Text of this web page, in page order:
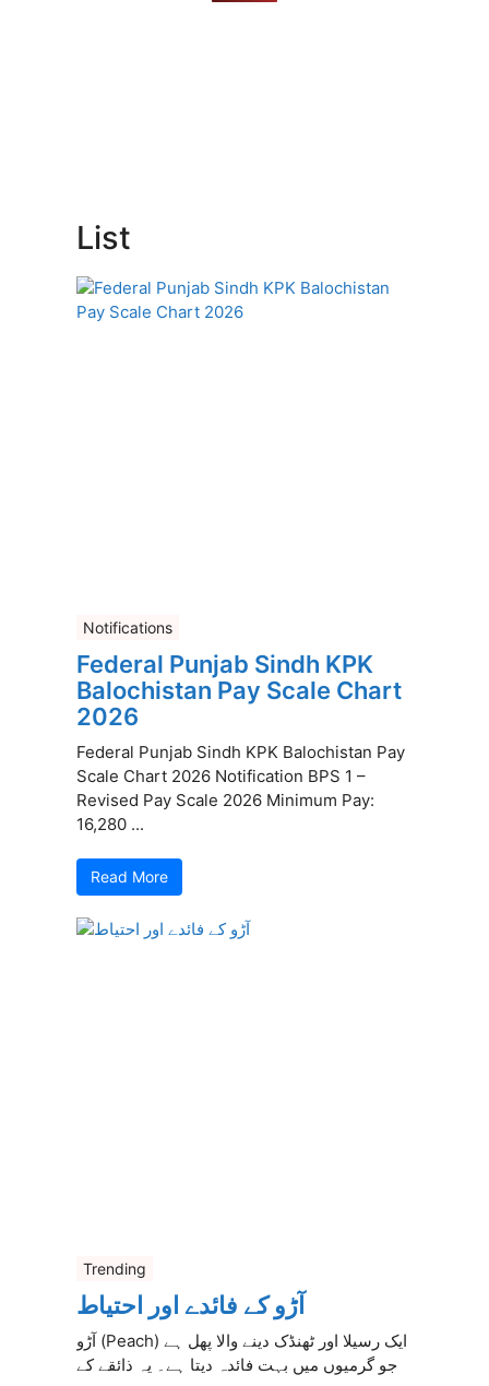
List
Notifications
Federal Punjab Sindh KPK
Balochistan Pay Scale Chart
2026
Federal Punjab Sindh KPK Balochistan Pay
Scale Chart 2026 Notification BPS 1 –
Revised Pay Scale 2026 Minimum Pay:
16,280 ...
Read More
Trending
آڑو کے فائدے اور احتیاط
آڑو (Peach) ایک رسیلا اور ٹھنڈک دینے والا پھل ہے
جو گرمیوں میں بہت فائدہ دیتا ہے۔ یہ ذائقے کے